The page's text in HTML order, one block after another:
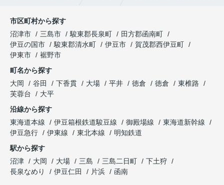
市区町村から探す
沼津市
三島市 駿東郡長泉町
田方郡函南町
伊豆の国市
駿東郡清水町 伊豆市
賀茂郡西伊豆町
伊東市
裾野市
町名から探す
大岡
谷田 下香貫 大場 平井 徳倉 徳倉
東椎路
芙蓉台
大平
沿線から探す
東海道本線
伊豆箱根鉄道駿豆線 御殿場線
東海道新幹線
伊豆急行
伊東線 東北本線
明知鉄道
駅から探す
沼津
大岡 大場 三島 三島二日町
下土狩
長泉なめり
伊豆仁田 片浜 函南